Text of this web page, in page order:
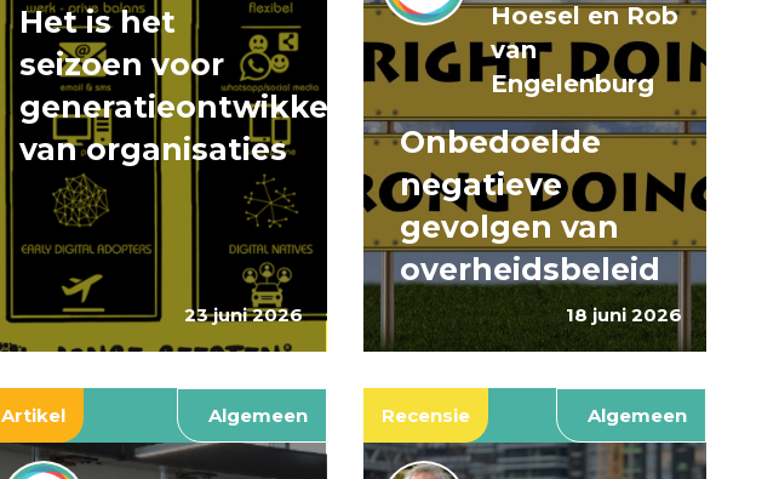
23 juni 2026
Het is het
seizoen voor
generatieontwikkeling
van organisaties
18 juni 2026
Hoesel en Rob
van
Engelenburg
Onbedoelde
negatieve
gevolgen van
overheidsbeleid
Artikel Algemeen Recensie Algemeen